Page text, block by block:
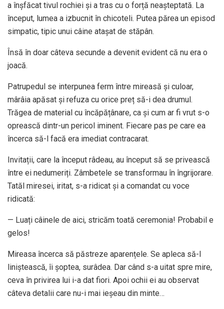
a înșfăcat tivul rochiei și a tras cu o forță neașteptată. La
început, lumea a izbucnit în chicoteli. Putea părea un episod
simpatic, tipic unui câine atașat de stăpân.
Însă în doar câteva secunde a devenit evident că nu era o
joacă.
Patrupedul se interpunea ferm între mireasă și culoar,
mârâia apăsat și refuza cu orice preț să-i dea drumul.
Trăgea de material cu încăpățânare, ca și cum ar fi vrut s-o
oprească dintr-un pericol iminent. Fiecare pas pe care ea
încerca să-l facă era imediat contracarat.
Invitații, care la început râdeau, au început să se privească
între ei nedumeriți. Zâmbetele se transformau în îngrijorare.
Tatăl miresei, iritat, s-a ridicat și a comandat cu voce
ridicată:
— Luați câinele de aici, stricăm toată ceremonia! Probabil e
gelos!
Mireasa încerca să păstreze aparențele. Se apleca să-l
liniștească, îi șoptea, surâdea. Dar când s-a uitat spre mire,
ceva în privirea lui i-a dat fiori. Apoi ochii ei au observat
câteva detalii care nu-i mai ieșeau din minte…